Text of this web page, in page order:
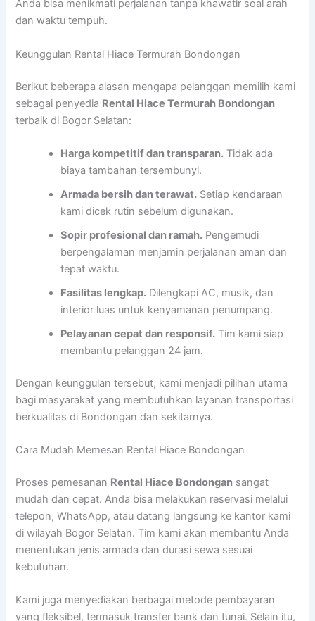
Anda bisa menikmati perjalanan tanpa khawatir soal arah
dan waktu tempuh.
Keunggulan Rental Hiace Termurah Bondongan
Berikut beberapa alasan mengapa pelanggan memilih kami
sebagai penyedia Rental Hiace Termurah Bondongan
terbaik di Bogor Selatan:
Harga kompetitif dan transparan. Tidak ada
biaya tambahan tersembunyi.
Armada bersih dan terawat. Setiap kendaraan
kami dicek rutin sebelum digunakan.
Sopir profesional dan ramah. Pengemudi
berpengalaman menjamin perjalanan aman dan
tepat waktu.
Fasilitas lengkap. Dilengkapi AC, musik, dan
interior luas untuk kenyamanan penumpang.
Pelayanan cepat dan responsif. Tim kami siap
membantu pelanggan 24 jam.
Dengan keunggulan tersebut, kami menjadi pilihan utama
bagi masyarakat yang membutuhkan layanan transportasi
berkualitas di Bondongan dan sekitarnya.
Cara Mudah Memesan Rental Hiace Bondongan
Proses pemesanan Rental Hiace Bondongan sangat
mudah dan cepat. Anda bisa melakukan reservasi melalui
telepon, WhatsApp, atau datang langsung ke kantor kami
di wilayah Bogor Selatan. Tim kami akan membantu Anda
menentukan jenis armada dan durasi sewa sesuai
kebutuhan.
Kami juga menyediakan berbagai metode pembayaran
yang fleksibel, termasuk transfer bank dan tunai. Selain itu,